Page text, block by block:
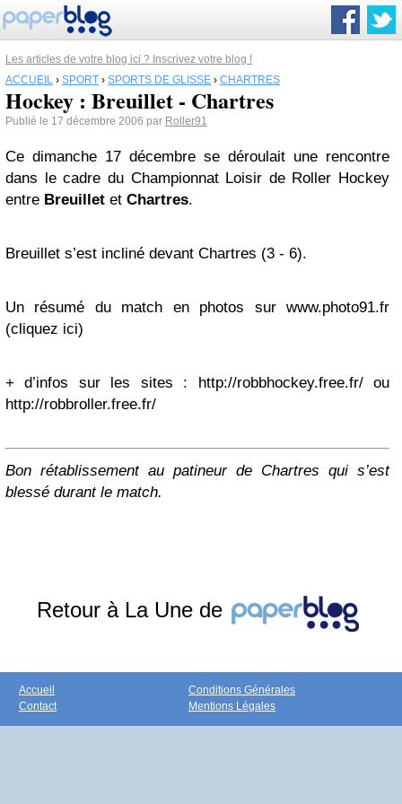
Les articles de votre blog ici ? Inscrivez votre blog !
ACCUEIL › SPORT › SPORTS DE GLISSE › CHARTRES
Hockey : Breuillet - Chartres
Publié le 17 décembre 2006 par Roller91
Ce dimanche 17 décembre se déroulait une rencontre
dans le cadre du Championnat Loisir de Roller Hockey
entre Breuillet et Chartres.
Breuillet s’est incliné devant Chartres (3 - 6).
Un résumé du match en photos sur www.photo91.fr
(cliquez ici)
+ d’infos sur les sites : http://robbhockey.free.fr/ ou
http://robbroller.free.fr/
Bon rétablissement au patineur de Chartres qui s’est
blessé durant le match.
Retour à La Une de
Accueil
Contact
Conditions Générales
Mentions Légales